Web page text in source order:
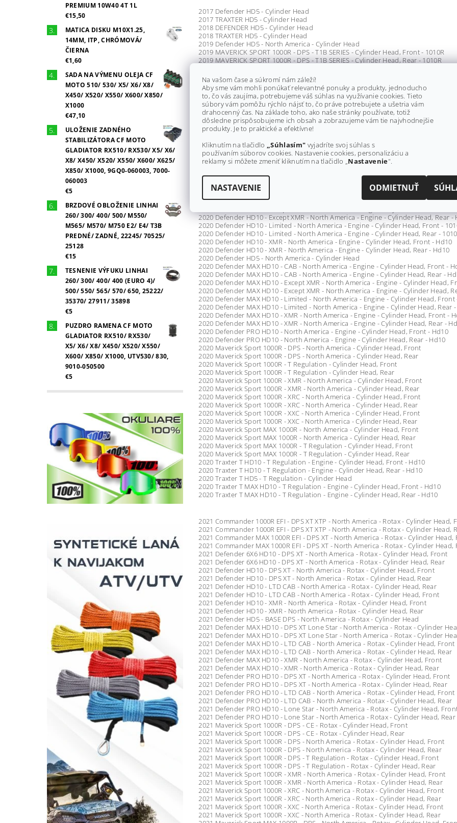
PREMIUM 10W40 4T 1L
€15,50
MATICA DISKU M10X1.25,
14MM, ITP, CHRÓMOVÁ/
ČIERNA
€1,60
SADA NA VÝMENU OLEJA CF
MOTO 510/ 530/ X5/ X6/ X8/
X450/ X520/ X550/ X600/ X850/
X1000
€47,10
ULOŽENIE ZADNÉHO
STABILIZÁTORA CF MOTO
GLADIATOR RX510/ RX530/ X5/ X6/
X8/ X450/ X520/ X550/ X600/ X625/
X850/ X1000, 9GQ0-060003, 7000-
060003
€5
BRZDOVÉ OBLOŽENIE LINHAI
260/ 300/ 400/ 500/ M550/
M565/ M570/ M750 E2/ E4/ T3B
PREDNÉ/ ZADNÉ, 22245/ 70525/
25128
€15
TESNENIE VÝFUKU LINHAI
260/ 300/ 400/ 400 (EURO 4)/
500/ 550/ 565/ 570/ 650, 25222/
35370/ 27911/ 35898
€5
PUZDRO RAMENA CF MOTO
GLADIATOR RX510/ RX530/
X5/ X6/ X8/ X450/ X520/ X550/
X600/ X850/ X1000, UTV530/ 830,
9010-050500
€5
2017 Defender HD5 - Cylinder Head
2017 TRAXTER HD5 - Cylinder Head
2018 DEFENDER HD5 - Cylinder Head
2018 TRAXTER HD5 - Cylinder Head
2019 Defender HD5 - North America - Cylinder Head
2019 MAVERICK SPORT 1000R - DPS - T1B SERIES - Cylinder Head, Front - 1010R
2019 MAVERICK SPORT 1000R - DPS - T1B SERIES - Cylinder Head, Rear - 1010R
2019 Maverick Sport 1000R - DPS - North America - Cylinder Head, Rear - 1010R
2019 Maverick Sport 1000R - XMR - North America - Cylinder Head, Front - 1010R
2019 Maverick Sport 1000R - XMR - North America - Cylinder Head, Rear - 1010R
2019 Maverick Sport 1000R - XRC - North America - Cylinder Head, Front - 1010R
2019 Maverick Sport 1000R - XRC - North America - Cylinder Head, Rear - 1010R
2019 Maverick Sport MAX 1000R - DPS - North America - Cylinder Head, Front -
2019 Maverick Sport MAX 1000R - DPS - North America - Cylinder Head, Rear -
2019 Maverick Sport MAX 1000R - DPS - T1B Series - Cylinder Head, Front - 1010R
2019 Maverick Sport MAX 1000R - DPS - T1B Series - Cylinder Head, Rear - 1010R
2019 TRAXTER HD5 - T1B SERIES - Cylinder Head
2020 Defender 6X6 HD10 - North America - Engine - Cylinder Head, Front - Hd10
2020 Defender 6X6 HD10 - North America - Engine - Cylinder Head, Rear - Hd10
2020 Defender HD10 - CAB - North America - Engine - Cylinder Head, Front - Hd10
2020 Defender HD10 - CAB - North America - Engine - Cylinder Head, Rear - Hd10
2020 Defender HD10 - Except XMR - North America - Engine - Cylinder Head, Rear -
2020 Defender HD10 - Limited - North America - Engine - Cylinder Head, Front -
2020 Defender HD10 - Limited - North America - Engine - Cylinder Head, Rear -
2020 Defender HD10 - XMR - North America - Engine - Cylinder Head, Front - Hd10
2020 Defender HD10 - XMR - North America - Engine - Cylinder Head, Rear - Hd10
2020 Defender HD5 - North America - Cylinder Head
2020 Defender MAX HD10 - CAB - North America - Engine - Cylinder Head, Front -
2020 Defender MAX HD10 - CAB - North America - Engine - Cylinder Head, Rear -
2020 Defender MAX HD10 - Except XMR - North America - Engine - Cylinder Head,
2020 Defender MAX HD10 - Except XMR - North America - Engine - Cylinder Head,
2020 Defender MAX HD10 - Limited - North America - Engine - Cylinder Head, Front
2020 Defender MAX HD10 - Limited - North America - Engine - Cylinder Head, Rear -
2020 Defender MAX HD10 - XMR - North America - Engine - Cylinder Head, Front -
2020 Defender MAX HD10 - XMR - North America - Engine - Cylinder Head, Rear -
2020 Defender PRO HD10 - North America - Engine - Cylinder Head, Front - Hd10
2020 Defender PRO HD10 - North America - Engine - Cylinder Head, Rear - Hd10
2020 Maverick Sport 1000R - DPS - North America - Cylinder Head, Front
2020 Maverick Sport 1000R - DPS - North America - Cylinder Head, Rear
2020 Maverick Sport 1000R - T Regulation - Cylinder Head, Front
2020 Maverick Sport 1000R - T Regulation - Cylinder Head, Rear
2020 Maverick Sport 1000R - XMR - North America - Cylinder Head, Front
2020 Maverick Sport 1000R - XMR - North America - Cylinder Head, Rear
2020 Maverick Sport 1000R - XRC - North America - Cylinder Head, Front
2020 Maverick Sport 1000R - XRC - North America - Cylinder Head, Rear
2020 Maverick Sport 1000R - XXC - North America - Cylinder Head, Front
2020 Maverick Sport 1000R - XXC - North America - Cylinder Head, Rear
2020 Maverick Sport MAX 1000R - North America - Cylinder Head, Front
2020 Maverick Sport MAX 1000R - North America - Cylinder Head, Rear
2020 Maverick Sport MAX 1000R - T Regulation - Cylinder Head, Front
2020 Maverick Sport MAX 1000R - T Regulation - Cylinder Head, Rear
2020 Traxter T HD10 - T Regulation - Engine - Cylinder Head, Front - Hd10
2020 Traxter T HD10 - T Regulation - Engine - Cylinder Head, Rear - Hd10
2020 Traxter T HD5 - T Regulation - Cylinder Head
2020 Traxter T MAX HD10 - T Regulation - Engine - Cylinder Head, Front - Hd10
2020 Traxter T MAX HD10 - T Regulation - Engine - Cylinder Head, Rear - Hd10
2021 Commander 1000R EFI - DPS XT XTP - North America - Rotax - Cylinder Head,
2021 Commander 1000R EFI - DPS XT XTP - North America - Rotax - Cylinder Head,
2021 Commander MAX 1000R EFI - DPS XT - North America - Rotax - Cylinder Head,
2021 Commander MAX 1000R EFI - DPS XT - North America - Rotax - Cylinder Head,
2021 Defender 6X6 HD10 - DPS XT - North America - Rotax - Cylinder Head, Front
2021 Defender 6X6 HD10 - DPS XT - North America - Rotax - Cylinder Head, Rear
2021 Defender HD10 - DPS XT - North America - Rotax - Cylinder Head, Front
2021 Defender HD10 - DPS XT - North America - Rotax - Cylinder Head, Rear
2021 Defender HD10 - LTD CAB - North America - Rotax - Cylinder Head, Rear
2021 Defender HD10 - LTD CAB - North America - Rotax - Cylinder Head, Front
2021 Defender HD10 - XMR - North America - Rotax - Cylinder Head, Front
2021 Defender HD10 - XMR - North America - Rotax - Cylinder Head, Rear
2021 Defender HD5 - BASE DPS - North America - Rotax - Cylinder Head
2021 Defender MAX HD10 - DPS XT Lone Star - North America - Rotax - Cylinder
2021 Defender MAX HD10 - DPS XT Lone Star - North America - Rotax - Cylinder
2021 Defender MAX HD10 - LTD CAB - North America - Rotax - Cylinder Head, Front
2021 Defender MAX HD10 - LTD CAB - North America - Rotax - Cylinder Head, Rear
2021 Defender MAX HD10 - XMR - North America - Rotax - Cylinder Head, Front
2021 Defender MAX HD10 - XMR - North America - Rotax - Cylinder Head, Rear
2021 Defender PRO HD10 - DPS XT - North America - Rotax - Cylinder Head, Front
2021 Defender PRO HD10 - DPS XT - North America - Rotax - Cylinder Head, Rear
2021 Defender PRO HD10 - LTD CAB - North America - Rotax - Cylinder Head, Front
2021 Defender PRO HD10 - LTD CAB - North America - Rotax - Cylinder Head, Rear
2021 Defender PRO HD10 - Lone Star - North America - Rotax - Cylinder Head,
2021 Defender PRO HD10 - Lone Star - North America - Rotax - Cylinder Head, Rear
2021 Maverick Sport 1000R - DPS - CE - Rotax - Cylinder Head, Front
2021 Maverick Sport 1000R - DPS - CE - Rotax - Cylinder Head, Rear
2021 Maverick Sport 1000R - DPS - North America - Rotax - Cylinder Head, Front
2021 Maverick Sport 1000R - DPS - North America - Rotax - Cylinder Head, Rear
2021 Maverick Sport 1000R - DPS - T Regulation - Rotax - Cylinder Head, Front
2021 Maverick Sport 1000R - DPS - T Regulation - Rotax - Cylinder Head, Rear
2021 Maverick Sport 1000R - XMR - North America - Rotax - Cylinder Head, Front
2021 Maverick Sport 1000R - XMR - North America - Rotax - Cylinder Head, Rear
2021 Maverick Sport 1000R - XRC - North America - Rotax - Cylinder Head, Front
2021 Maverick Sport 1000R - XRC - North America - Rotax - Cylinder Head, Rear
2021 Maverick Sport 1000R - XXC - North America - Rotax - Cylinder Head, Front
2021 Maverick Sport 1000R - XXC - North America - Rotax - Cylinder Head, Rear
Na vašom čase a súkromí nám záleží!
Aby sme vám mohli ponúkať relevantné ponuky a produkty, jednoducho
to, čo vás zaujíma, potrebujeme váš súhlas na využívanie cookies. Tieto
súbory vám pomôžu rýchlo nájsť to, čo práve potrebujete a ušetria vám
drahocenný čas. Na základe toho, ako naše stránky používate, totiž
dôsledne prispôsobujeme ich obsah a zobrazujeme vám tie najvhodnejšie
produkty. Je to praktické a efektívne!
Kliknutím na tlačidlo „Súhlasím" vyjadríte svoj súhlas s
používaním súborov cookies. Nastavenie cookies, personalizáciu a
reklamy si môžete zmeniť kliknutím na tlačidlo „Nastavenie".
NASTAVENIE ODMIETNUŤ